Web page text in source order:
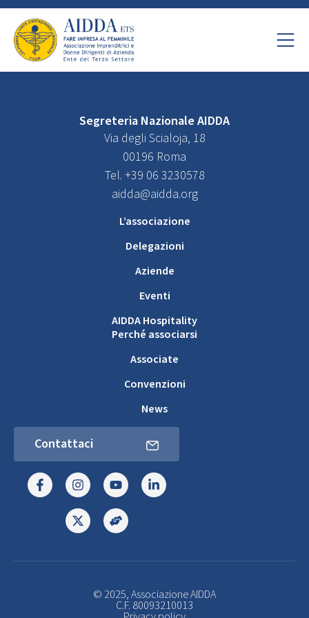
Segreteria Nazionale AIDDA
Via degli Scialoja, 18
00196 Roma
Tel. +39 06 3230578
aidda@aidda.org
L’associazione
Delegazioni
Aziende
Eventi
AIDDA Hospitality
Perché associarsi
Associate
Convenzioni
News
Contattaci
© 2025, Associazione AIDDA
C.F. 80093210013